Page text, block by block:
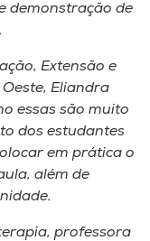
demonstração de
Extensão e
Eliandra
essas são muito
dos estudantes
em prática o
além de
professora